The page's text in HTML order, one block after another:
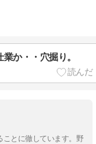
業か・・穴掘り。
ことに徹しています。野